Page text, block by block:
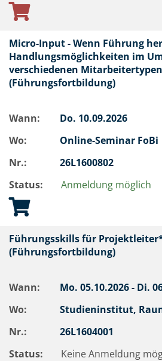
Micro-Input - Wenn Führung
Handlungsmöglichkeiten im
verschiedenen Mitarbeitertypen
(Führungsfortbildung)
Wann: Do. 10.09.2026
Wo:
Online-Seminar FoBi
Nr.:
26L1600802
Status:
Anmeldung möglich
Führungsskills für
(Führungsfortbildung)
Wann: Mo. 05.10.2026 - Di.
Wo:
Studieninstitut,
Nr.:
26L1604001
Status:
Keine Anmeldung